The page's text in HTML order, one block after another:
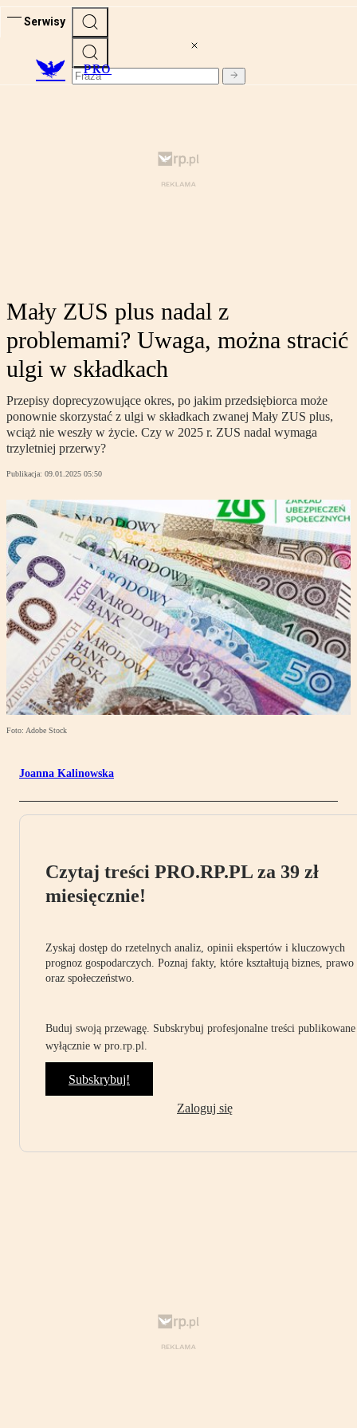
Serwisy
PRO
Mały ZUS plus nadal z
problemami? Uwaga, można stracić
ulgi w składkach
Przepisy doprecyzowujące okres, po jakim przedsiębiorca może
ponownie skorzystać z ulgi w składkach zwanej Mały ZUS plus,
wciąż nie weszły w życie. Czy w 2025 r. ZUS nadal wymaga
trzyletniej przerwy?
Publikacja: 09.01.2025 05:50
Foto: Adobe Stock
Joanna Kalinowska
Czytaj treści PRO.RP.PL za 39 zł
miesięcznie!
Zyskaj dostęp do rzetelnych analiz, opinii ekspertów i kluczowych
prognoz gospodarczych. Poznaj fakty, które kształtują biznes, prawo
oraz społeczeństwo.
Buduj swoją przewagę. Subskrybuj profesjonalne treści publikowane
wyłącznie w pro.rp.pl.
Subskrybuj!
Zaloguj się